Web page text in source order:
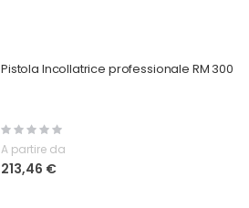
Pistola Incollatrice professionale RM 300
Rating:
0%
A partire da
213,46 €